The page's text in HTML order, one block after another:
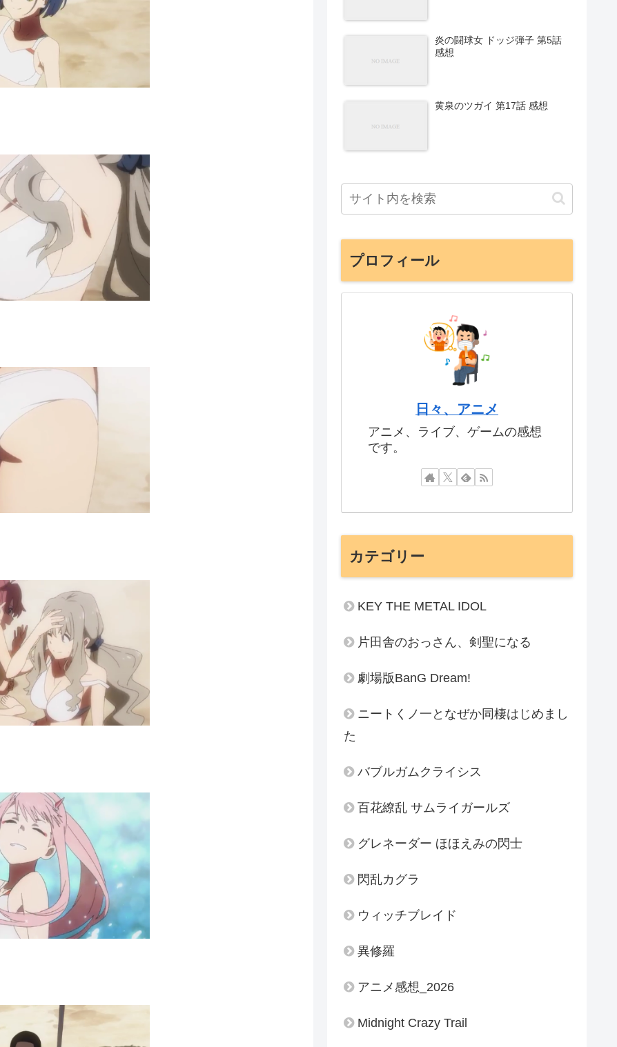
炎の闘球女 ドッジ弾子 第5話
感想
黄泉のツガイ 第17話 感想
プロフィール
日々、アニメ
アニメ、ライブ、ゲームの感想
です。
カテゴリー
KEY THE METAL IDOL
片田舎のおっさん、剣聖になる
劇場版BanG Dream!
ニートくノ一となぜか同棲はじめまし
た
バブルガムクライシス
百花繚乱 サムライガールズ
グレネーダー ほほえみの閃士
閃乱カグラ
ウィッチブレイド
異修羅
アニメ感想_2026
Midnight Crazy Trail